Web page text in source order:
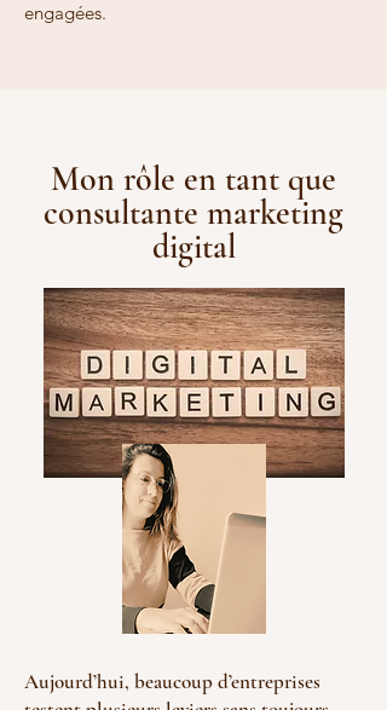
engagées.
Mon rôle en tant que
consultante marketing
digital
Aujourd’hui, beaucoup d’entreprises